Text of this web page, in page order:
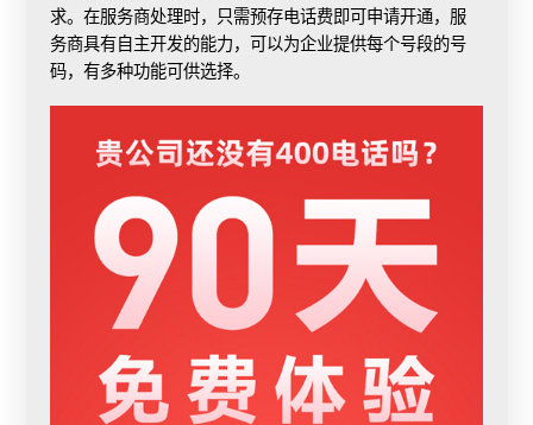
求。在服务商处理时，只需预存电话费即可申请开通，服
务商具有自主开发的能力，可以为企业提供每个号段的号
码，有多种功能可供选择。